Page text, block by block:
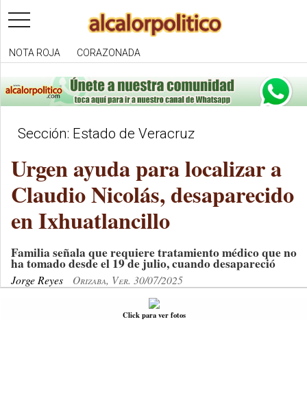
toggle
navigation
NOTA ROJA CORAZONADA
Sección: Estado de Veracruz
Urgen ayuda para localizar a
Claudio Nicolás, desaparecido
en Ixhuatlancillo
Familia señala que requiere tratamiento médico que no
ha tomado desde el 19 de julio, cuando desapareció
Jorge Reyes Orizaba, Ver. 30/07/2025
Click para ver fotos